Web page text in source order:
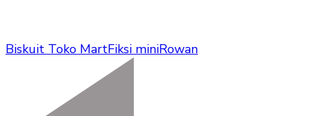
Biskuit Toko MartFiksi miniRowan